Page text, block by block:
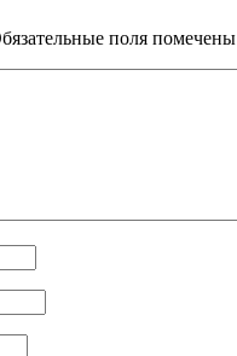
поля помечены